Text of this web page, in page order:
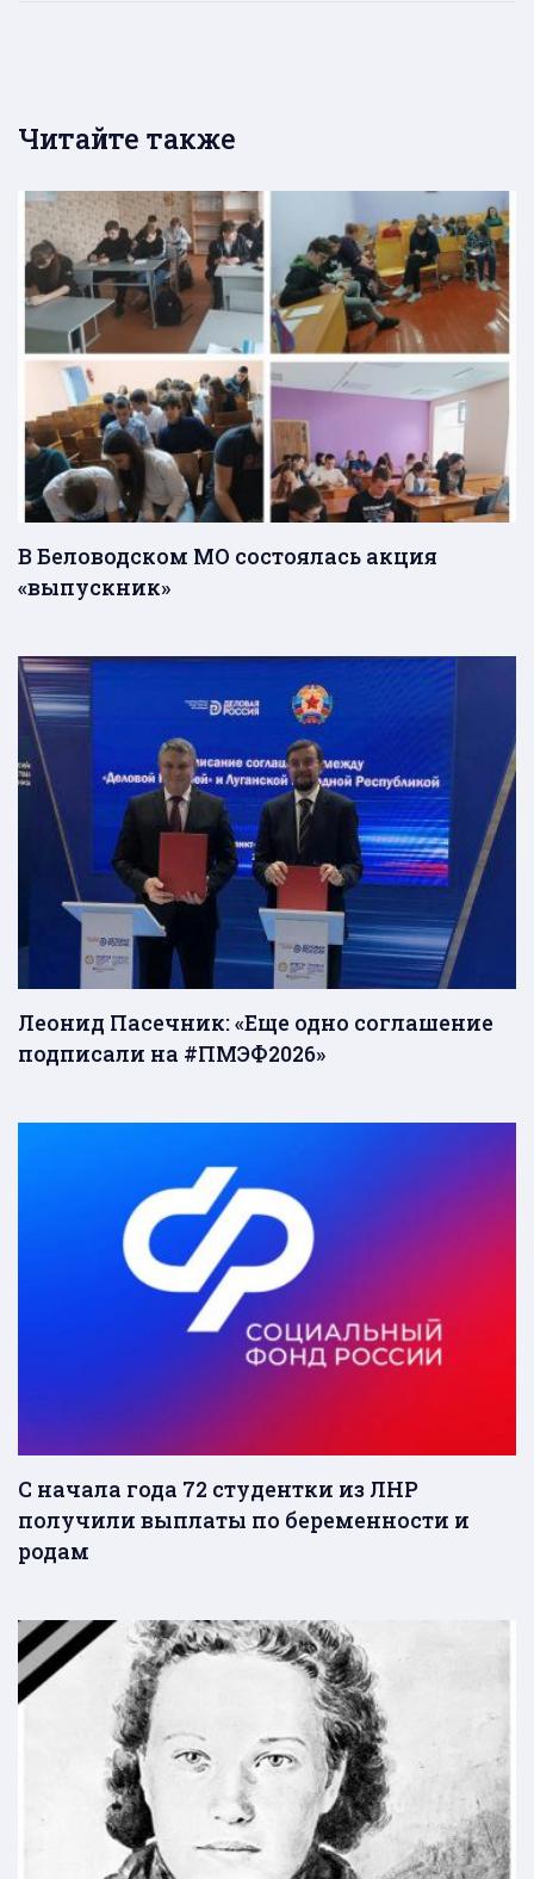
Читайте также
В Беловодском МО состоялась акция
«выпускник»
Леонид Пасечник: «Еще одно соглашение
подписали на #ПМЭФ2026»
С начала года 72 студентки из ЛНР
получили выплаты по беременности и
родам